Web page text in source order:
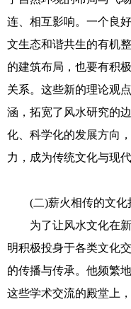
连、相互影响。一个良
文生态和谐共生的有机
的建筑布局，也要有积
关系。这些新的理论观
涵，拓宽了风水研究的
化、科学化的发展方向
力，成为传统文化与现
(二)薪火相传的文化
为了让风水文化在新
明积极投身于各类文化
的传播与传承。他频繁
这些学术交流的殿堂上